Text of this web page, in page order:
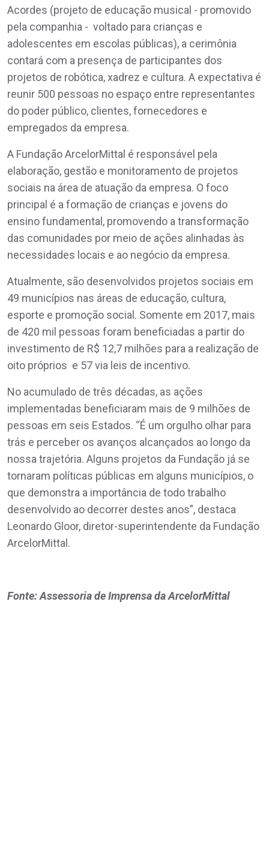
Acordes (projeto de educação musical - promovido
pela companhia - voltado para crianças e
adolescentes em escolas públicas), a cerimônia
contará com a presença de participantes dos
projetos de robótica, xadrez e cultura. A expectativa é
reunir 500 pessoas no espaço entre representantes
do poder público, clientes, fornecedores e
empregados da empresa.
A Fundação ArcelorMittal é responsável pela
elaboração, gestão e monitoramento de projetos
sociais na área de atuação da empresa. O foco
principal é a formação de crianças e jovens do
ensino fundamental, promovendo a transformação
das comunidades por meio de ações alinhadas às
necessidades locais e ao negócio da empresa.
Atualmente, são desenvolvidos projetos sociais em
49 municípios nas áreas de educação, cultura,
esporte e promoção social. Somente em 2017, mais
de 420 mil pessoas foram beneficiadas a partir do
investimento de R$ 12,7 milhões para a realização de
oito próprios e 57 via leis de incentivo.
No acumulado de três décadas, as ações
implementadas beneficiaram mais de 9 milhões de
pessoas em seis Estados. “É um orgulho olhar para
trás e perceber os avanços alcançados ao longo da
nossa trajetória. Alguns projetos da Fundação já se
tornaram políticas públicas em alguns municípios, o
que demonstra a importância de todo trabalho
desenvolvido ao decorrer destes anos”, destaca
Leonardo Gloor, diretor-superintendente da Fundação
ArcelorMittal.
Fonte: Assessoria de Imprensa da ArcelorMittal